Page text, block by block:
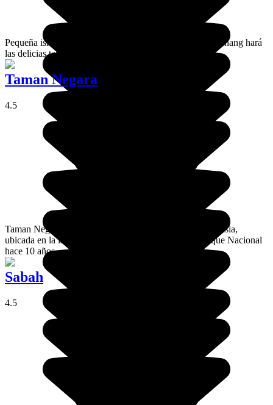
Pequeña isla ubicada al noreste de Malasia peninsular, Penang hará
las delicias tanto de los paladares como de los ojos.
Taman Negara
4.5
Taman Negara es una reserva forestal en la costa de Malasia,
ubicada en la isla de Penang. Fue declarada como Parque Nacional
hace 10 años.
Sabah
4.5